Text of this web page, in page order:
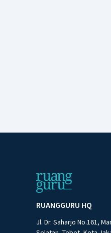
RUANGGURU HQ
Jl. Dr. Saharjo No.161,